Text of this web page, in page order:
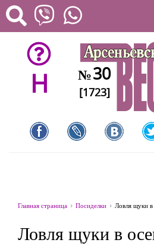
H №30
[1723]
Главная страница Посиделки Ловля щуки
Ловля щуки в